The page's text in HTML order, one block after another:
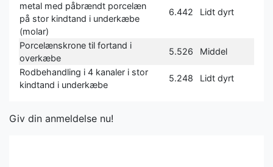
metal med påbrændt porcelæn
på stor kindtand i underkæbe
(molar)
6.442 Lidt dyrt
Porcelænskrone til fortand i
overkæbe
5.526
Middel
Rodbehandling i 4 kanaler i stor
kindtand i underkæbe
5.248 Lidt dyrt
Giv din anmeldelse nu!